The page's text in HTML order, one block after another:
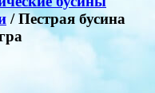
/ Пестрая бусина